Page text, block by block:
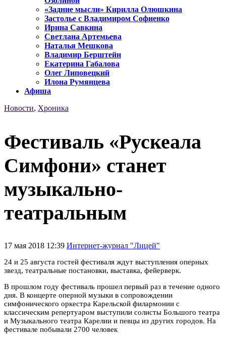
«Задние мысли» Кирилла Олюшкина
Застолье с Владимиром Софиенко
Ирина Савкина
Светлана Артемьева
Наталья Мешкова
Владимир Берштейн
Екатерина Габалова
Олег Липовецкий
Илона Румянцева
Афиша
Новости, Хроника
Фестиваль «Рускеала
Симфони» станет
музыкально-
театральным
17 мая 2018 12:39 Интернет-журнал "Лицей"
24 и 25 августа гостей фестиваля ждут выступления оперных
звезд, театральные постановки, выставка, фейерверк.
В прошлом году фестиваль прошел первый раз в течение одного
дня. В концерте оперной музыки в сопровождении
симфонического оркестра Карельской филармонии с
классическим репертуаром выступили солисты Большого театра
и Музыкального театра Карелии и певцы из других городов. На
фестивале побывали 2700 человек